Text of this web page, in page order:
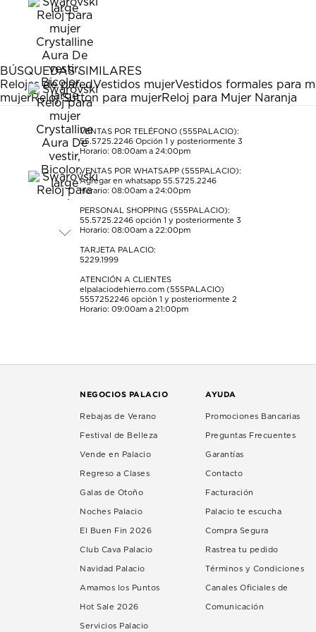
el
artículo
con
1
estrella
Esta
acción
abrirá
el
formulario
de
envío.
el
artículo
con
2
estrellas.
Esta
acción
abrirá
el
formulario
de
envío.
estrellas.
Esta
acción
abrirá
formulario
de
estrellas.
Esta
acción
abrirá
formulario
de
Esta
acción
abrirá
formulario
de
envío.
BÚSQUEDAS SIMILARES
Relojes de paredVestidos mujerVestidos formales para
mujerReloj Sutton para mujerReloj para Mujer Naranja
VENTAS POR TELÉFONO (555PALACIO):
55.5725.2246 Opción 1 y posteriormente 3
Horario: 08:00am a 24:00pm
VENTAS POR WHATSAPP (555PALACIO):
Agregar en whatsapp 55.5725.2246
Horario: 08:00am a 24:00pm
PERSONAL SHOPPING (555PALACIO):
55.5725.2246 opción 1 y posteriormente 3
Horario: 08:00am a 22:00pm
TARJETA PALACIO:
5229.1999
ATENCIÓN A CLIENTES
elpalaciodehierro.com (555PALACIO)
5557252246 opción 1 y posteriormente 2
Horario: 09:00am a 21:00pm
NEGOCIOS PALACIO
Rebajas de Verano
Festival de Belleza
Vende en Palacio
Regreso a Clases
Galas de Otoño
Noches Palacio
El Buen Fin 2026
Club Cava Palacio
Navidad Palacio
Amamos los Puntos
Hot Sale 2026
Servicios Palacio
AYUDA
Promociones Bancarias
Preguntas Frecuentes
Garantías
Contacto
Facturación
Palacio te escucha
Compra Segura
Rastrea tu pedido
Términos y Condiciones
Canales Oficiales de
Comunicación